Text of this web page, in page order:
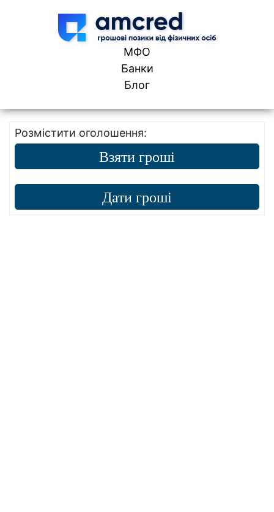
МФО
Банки
Блог
Розмістити оголошення:
Взяти гроші
Дати гроші